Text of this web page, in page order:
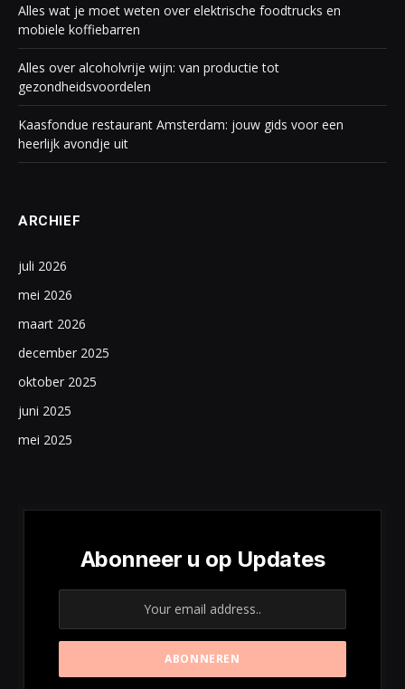
Alles wat je moet weten over elektrische foodtrucks en
mobiele koffiebarren
Alles over alcoholvrije wijn: van productie tot
gezondheidsvoordelen
Kaasfondue restaurant Amsterdam: jouw gids voor een
heerlijk avondje uit
ARCHIEF
juli 2026
mei 2026
maart 2026
december 2025
oktober 2025
juni 2025
mei 2025
Abonneer u op Updates